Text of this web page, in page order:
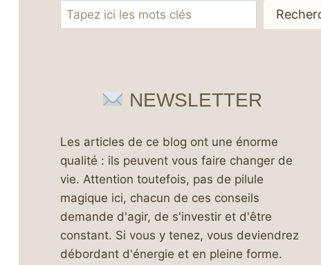
Rechercher
NEWSLETTER
Les articles de ce blog ont une énorme
qualité : ils peuvent vous faire changer de
vie. Attention toutefois, pas de pilule
magique ici, chacun de ces conseils
demande d'agir, de s'investir et d'être
constant. Si vous y tenez, vous deviendrez
débordant d'énergie et en pleine forme.